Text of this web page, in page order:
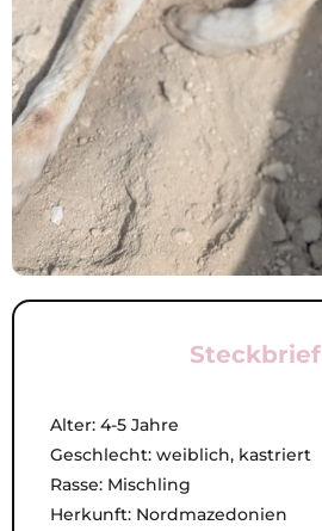
Steckbrief
Alter: 4-5 Jahre
Geschlecht: weiblich, kastriert
Rasse: Mischling
Herkunft: Nordmazedonien